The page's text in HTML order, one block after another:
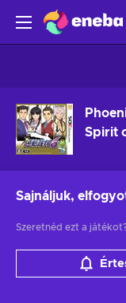
Spirit
Sajnáljuk,
Szeretnéd ezt a